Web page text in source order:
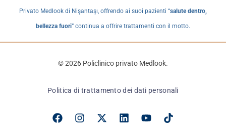
Privato Medlook di Nişantaşı, offrendo ai suoi pazienti “salute dentro,
bellezza fuori” continua a offrire trattamenti con il motto.
© 2026 Policlinico privato Medlook.
Politica di trattamento dei dati personali